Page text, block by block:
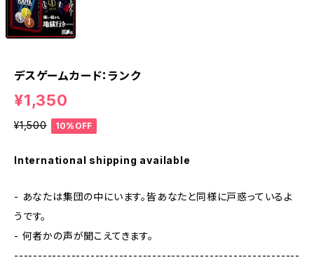
デスゲームカード：ランク
¥1,350
¥1,500 10%OFF
International shipping available
- あなたは集団の中にいます。皆あなたと同様に戸惑っているよ
うです。
- 何者かの声が聞こえてきます。
------------------------------------------------------------